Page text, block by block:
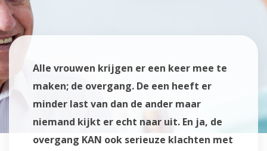
Alle vrouwen krijgen er een keer mee te
maken; de overgang. De een heeft er
minder last van dan de ander maar
niemand kijkt er echt naar uit. En ja, de
overgang KAN ook serieuze klachten met